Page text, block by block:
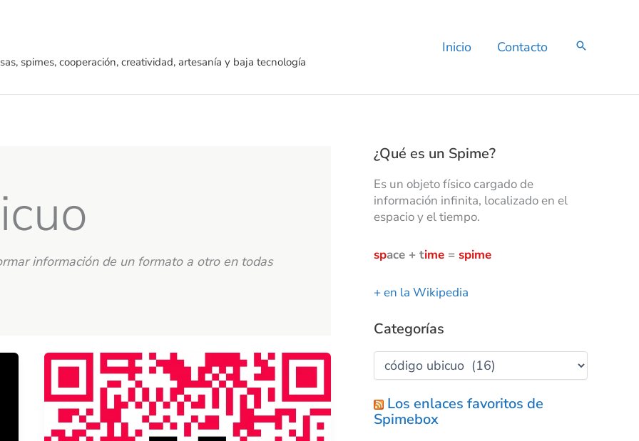
spimes, cooperación, creatividad, artesanía y baja tecnología
Inicio Contacto
información de un formato a otro en todas
QR
Raspberry
Pi
¿Qué es un Spime?
Es un objeto físico cargado de
información infinita, localizado en el
espacio y el tiempo.
space + time = spime
+ en la Wikipedia
Categorías
r
Los enlaces favoritos de
Spimebox